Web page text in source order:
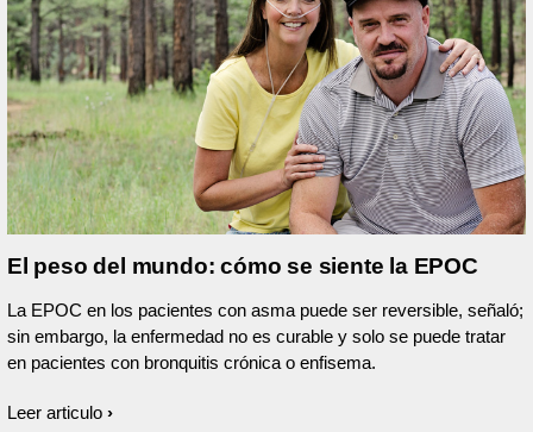
El peso del mundo: cómo se siente la EPOC
La EPOC en los pacientes con asma puede ser reversible, señaló;
sin embargo, la enfermedad no es curable y solo se puede tratar
en pacientes con bronquitis crónica o enfisema.
Leer articulo